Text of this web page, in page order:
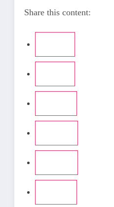
Share this content: